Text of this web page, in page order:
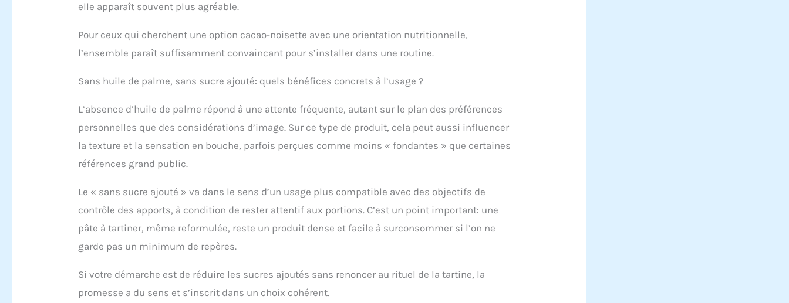
elle apparaît souvent plus agréable.
Pour ceux qui cherchent une option cacao-noisette avec une orientation nutritionnelle,
l’ensemble paraît suffisamment convaincant pour s’installer dans une routine.
Sans huile de palme, sans sucre ajouté: quels bénéfices concrets à l’usage ?
L’absence d’huile de palme répond à une attente fréquente, autant sur le plan des préférences
personnelles que des considérations d’image. Sur ce type de produit, cela peut aussi influencer
la texture et la sensation en bouche, parfois perçues comme moins « fondantes » que certaines
références grand public.
Le « sans sucre ajouté » va dans le sens d’un usage plus compatible avec des objectifs de
contrôle des apports, à condition de rester attentif aux portions. C’est un point important: une
pâte à tartiner, même reformulée, reste un produit dense et facile à surconsommer si l’on ne
garde pas un minimum de repères.
Si votre démarche est de réduire les sucres ajoutés sans renoncer au rituel de la tartine, la
promesse a du sens et s’inscrit dans un choix cohérent.